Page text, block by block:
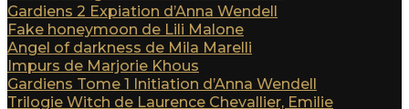
Gardiens 2 Expiation d’Anna Wendell
Fake honeymoon de Lili Malone
Angel of darkness de Mila Marelli
Impurs de Marjorie Khous
Gardiens Tome 1 Initiation d’Anna Wendell
Trilogie Witch de Laurence Chevallier, Emilie